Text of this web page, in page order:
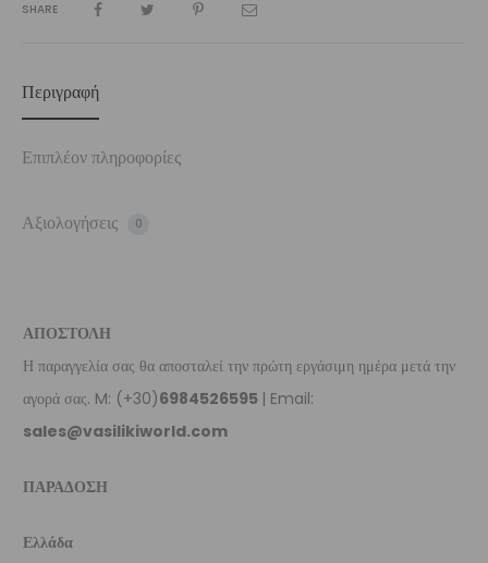
SHARE
Περιγραφή
Επιπλέον πληροφορίες
Αξιολογήσεις 0
ΑΠΟΣΤΟΛΗ
Η παραγγελία σας θα αποσταλεί την πρώτη εργάσιμη ημέρα μετά την
αγορά σας. M: (+30)6984526595 | Email:
sales@vasilikiworld.com
ΠΑΡΑΔΟΣΗ
Ελλάδα